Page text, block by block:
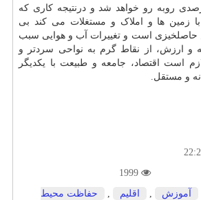
با کاهش ۲۳ درصدی روبه رو خواهد شد و درنتیجه کاری که
زمین ها و املاک و مستغلات می کند بی
است و تغییرات آب و هوایی سبب
و ارزش، از نقاط گرم به نواحی سردتر و
است اقتصاد، جامعه و طبیعت با یکدیگر
و مستقل.
آموزش , اقلیم ,
حفاظت محیط